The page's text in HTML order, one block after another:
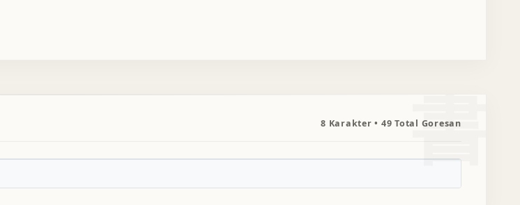
書
8 Karakter • 49 Total Goresan